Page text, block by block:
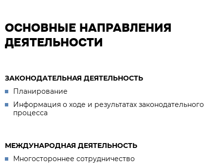
ОСНОВНЫЕ НАПРАВЛЕНИЯ
ДЕЯТЕЛЬНОСТИ
ЗАКОНОДАТЕЛЬНАЯ ДЕЯТЕЛЬНОСТЬ
Планирование
Информация о ходе и результатах законодательного
процесса
МЕЖДУНАРОДНАЯ ДЕЯТЕЛЬНОСТЬ
Многостороннее сотрудничество